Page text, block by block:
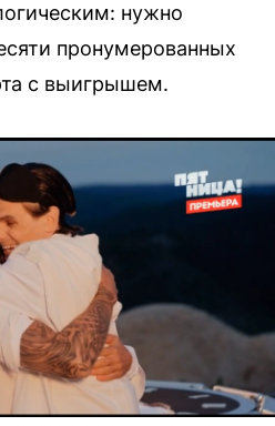
нужно
пронумерованных
с выигрышем.